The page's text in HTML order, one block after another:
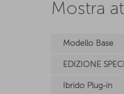
Mostra
Modello Base
EDIZIONE
Ibrido Plug-in